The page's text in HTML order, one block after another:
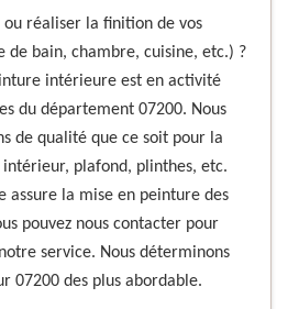
ou réaliser la finition de vos
de bain, chambre, cuisine, etc.) ?
intérieure est en activité
du département 07200. Nous
de qualité que ce soit pour la
plafond, plinthes, etc.
assure la mise en peinture des
pouvez nous contacter pour
service. Nous déterminons
07200 des plus abordable.